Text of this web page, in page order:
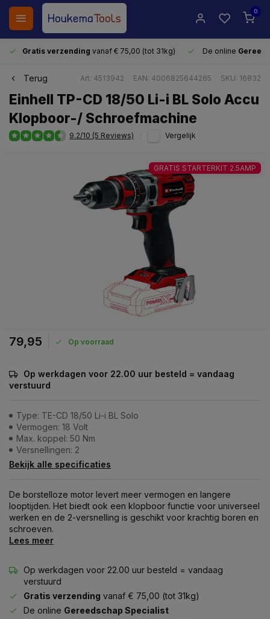
0
Gratis verzending vanaf € 75,00 (tot 31kg) De online
Terug Art: 4513942 EAN: 4006825644265 SKU: 16832
Einhell TP-CD 18/50 Li-i BL Solo Accu
Klopboor-/ Schroefmachine
9.2/10 (5 Reviews) Vergelijk
GRATIS STARTERKIT 2.5AMP
79,95 Op voorraad
Op werkdagen voor 22.00 uur besteld = vandaag
verstuurd
Type: TE-CD 18/50 Li-i BL Solo
Vermogen: 18 Volt
Max. koppel: 50 Nm
Versnellingen: 2
Bekijk alle specificaties
De borstelloze motor levert meer vermogen en langere
looptijden. Het biedt ook een klopboor functie voor universeel
werken en de 2-versnelling is geschikt voor krachtig boren en
schroeven.
Lees meer
Op werkdagen voor 22.00 uur besteld = vandaag
verstuurd
Gratis verzending vanaf € 75,00 (tot 31kg)
De online Gereedschap Specialist